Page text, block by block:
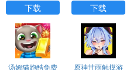
版下载
下载
下载手机版
下载
汤姆猫跑酷免费
原神甘雨触摸游